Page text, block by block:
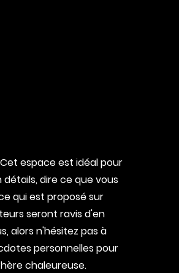
espace est idéal pour
dire ce que vous
qui est proposé sur
seront ravis d'en
alors n'hésitez pas à
personnelles pour
chaleureuse.